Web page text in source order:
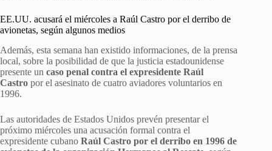
EE.UU. acusará el miércoles a Raúl Castro por el derribo de
avionetas, según algunos medios
Además, esta semana han existido informaciones, de la prensa
local, sobre la posibilidad de que la justicia estadounidense
presente un caso penal contra el expresidente Raúl
Castro por el asesinato de cuatro aviadores voluntarios en
1996.
Las autoridades de Estados Unidos prevén presentar el
próximo miércoles una acusación formal contra el
expresidente cubano Raúl Castro por el derribo en 1996 de